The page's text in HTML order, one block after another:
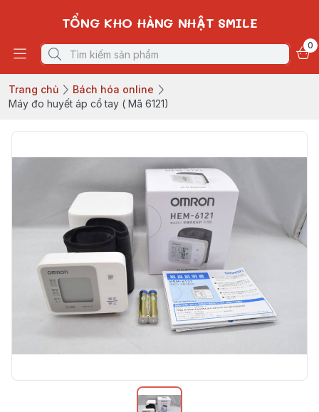
TỔNG KHO HÀNG NHẬT SMILE
0
Trang chủ
Bách hóa online
Máy đo huyết áp cổ tay ( Mã 6121)